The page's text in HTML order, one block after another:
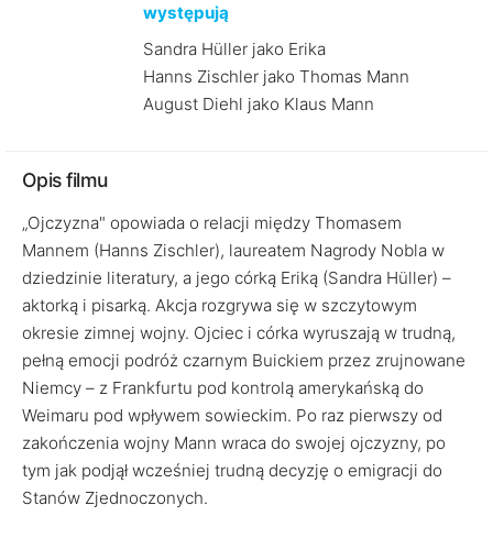
występują
Sandra Hüller jako Erika
Hanns Zischler jako Thomas Mann
August Diehl jako Klaus Mann
Opis filmu
„Ojczyzna" opowiada o relacji między Thomasem
Mannem (Hanns Zischler), laureatem Nagrody Nobla w
dziedzinie literatury, a jego córką Eriką (Sandra Hüller) –
aktorką i pisarką. Akcja rozgrywa się w szczytowym
okresie zimnej wojny. Ojciec i córka wyruszają w trudną,
pełną emocji podróż czarnym Buickiem przez zrujnowane
Niemcy – z Frankfurtu pod kontrolą amerykańską do
Weimaru pod wpływem sowieckim. Po raz pierwszy od
zakończenia wojny Mann wraca do swojej ojczyzny, po
tym jak podjął wcześniej trudną decyzję o emigracji do
Stanów Zjednoczonych.